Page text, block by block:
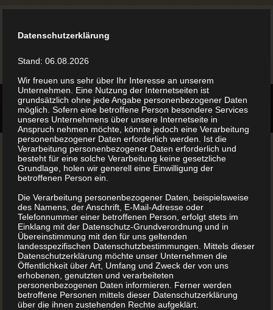
Eigenes Buch drucken
lassen
Ein eigenes Buch drucken lassen ist ganz einfach. Sie
können Ihren Traum vom einen Buch drucken lassen
schnell und preiswert verwirklichen. Noch nie war es so
Datenschutzerklärung
Stand: 06.08.2026
Wir freuen uns sehr über Ihr Interesse an unserem
Unternehmen. Eine Nutzung der Internetseiten ist
grundsätzlich ohne jede Angabe personenbezogener Daten
möglich. Sofern eine betroffene Person besondere Services
unseres Unternehmens über unsere Internetseite in
Anspruch nehmen möchte, könnte jedoch eine Verarbeitung
personenbezogener Daten erforderlich werden. Ist die
Verarbeitung personenbezogener Daten erforderlich und
besteht für eine solche Verarbeitung keine gesetzliche
Grundlage, holen wir generell eine Einwilligung der
betroffenen Person ein.
Die Verarbeitung personenbezogener Daten, beispielsweise
des Namens, der Anschrift, E-Mail-Adresse oder
Telefonnummer einer betroffenen Person, erfolgt stets im
Einklang mit der Datenschutz-Grundverordnung und in
Übereinstimmung mit den für uns geltenden
landesspezifischen Datenschutzbestimmungen. Mittels dieser
Datenschutzerklärung möchte unser Unternehmen die
Öffentlichkeit über Art, Umfang und Zweck der von uns
erhobenen, genutzten und verarbeiteten
personenbezogenen Daten informieren. Ferner werden
betroffene Personen mittels dieser Datenschutzerklärung
über die ihnen zustehenden Rechte aufgeklärt.